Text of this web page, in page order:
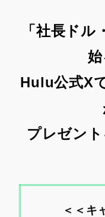
「社長ドル
始
Hulu公式X
プレゼン
＜＜キ